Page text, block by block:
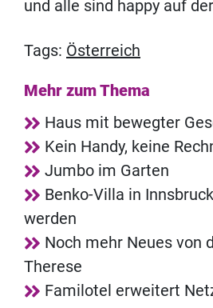
und alle sind happy auf
Tags: Österreich
Mehr zum Thema
Haus mit bewegter
Kein Handy, keine
Jumbo im Garten
Benko-Villa in
werden
Noch mehr Neues von
Therese
Familotel erweitert